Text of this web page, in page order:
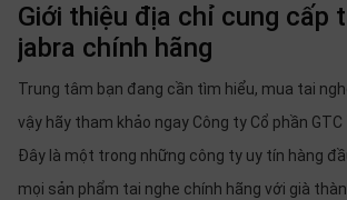
Giới thiệu địa chỉ cung cấp
jabra chính hãng
Trung tâm bạn đang cần tìm hiểu, mua tai
vậy hãy tham khảo ngay Công ty Cổ phần GTC
Đây là một trong những công ty uy tín hàng
mọi sản phẩm tai nghe chính hãng với già